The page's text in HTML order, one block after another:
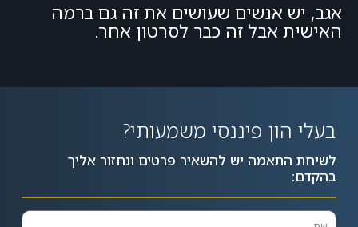
אגב, יש אנשים שעושים את זה גם ברמה
האישית אבל זה כבר לסרטון אחר.
בעלי הון פיננסי משמעותי?
לשיחת התאמה יש להשאיר פרטים ונחזור אליך
בהקדם: